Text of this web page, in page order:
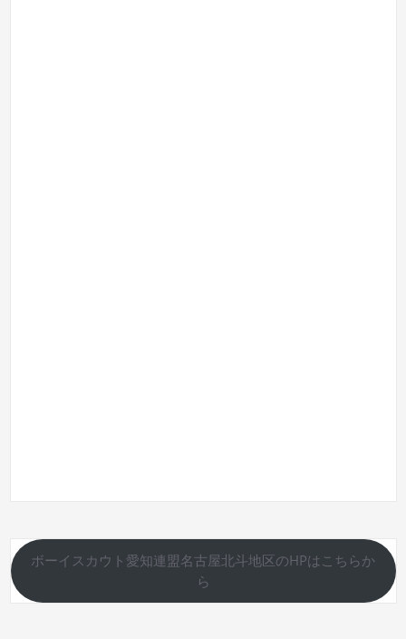
ボーイスカウト愛知連盟名古屋北斗地区のHPはこちらか
ら